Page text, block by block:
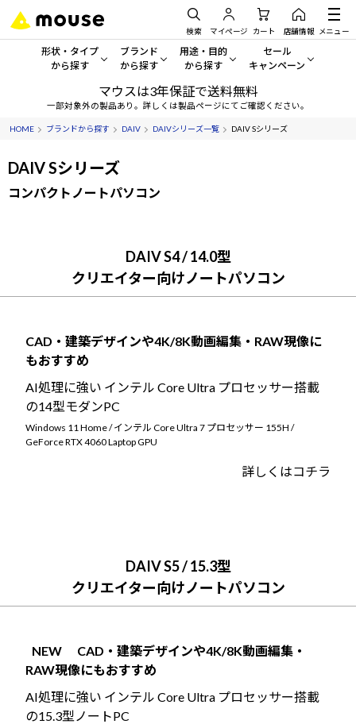
検索 マイページ カート 店舗情報 メニュー
形状・タイプ
から探す
形状・タイプから探す をすべてみる
デスクトップPC
ノートPC
ワークステーション
Windows 11
ブランド
から探す
mouse
G TUNE
MousePro
iiyama
用途・目的
から探す
一般向けパソコン
ゲーミングPC・ゲーム向けパソコン
学習向けパソコン
スペック/パーツ別
セール
キャンペーン
セール・キャンペー
期間限定セール
マウスは3年保証で送料無料
一部対象外の製品あり。詳しくは製品ページにてご確認ください。
HOME ブランドから探す DAIV DAIVシリーズ一覧 DAIV Sシリーズ
DAIV Sシリーズ
コンパクトノートパソコン
DAIV S4 / 14.0型
クリエイター向けノートパソコン
CAD・建築デザインや4K/8K動画編集・RAW現像に
もおすすめ
AI処理に強い インテル Core Ultra プロセッサー搭載
の14型モダンPC
Windows 11 Home / インテル Core Ultra 7 プロセッサー 155H /
GeForce RTX 4060 Laptop GPU
詳しくはコチラ
DAIV S5 / 15.3型
クリエイター向けノートパソコン
NEW
CAD・建築デザインや4K/8K動画編集・
RAW現像にもおすすめ
AI処理に強い インテル Core Ultra プロセッサー搭載
の15.3型ノートPC